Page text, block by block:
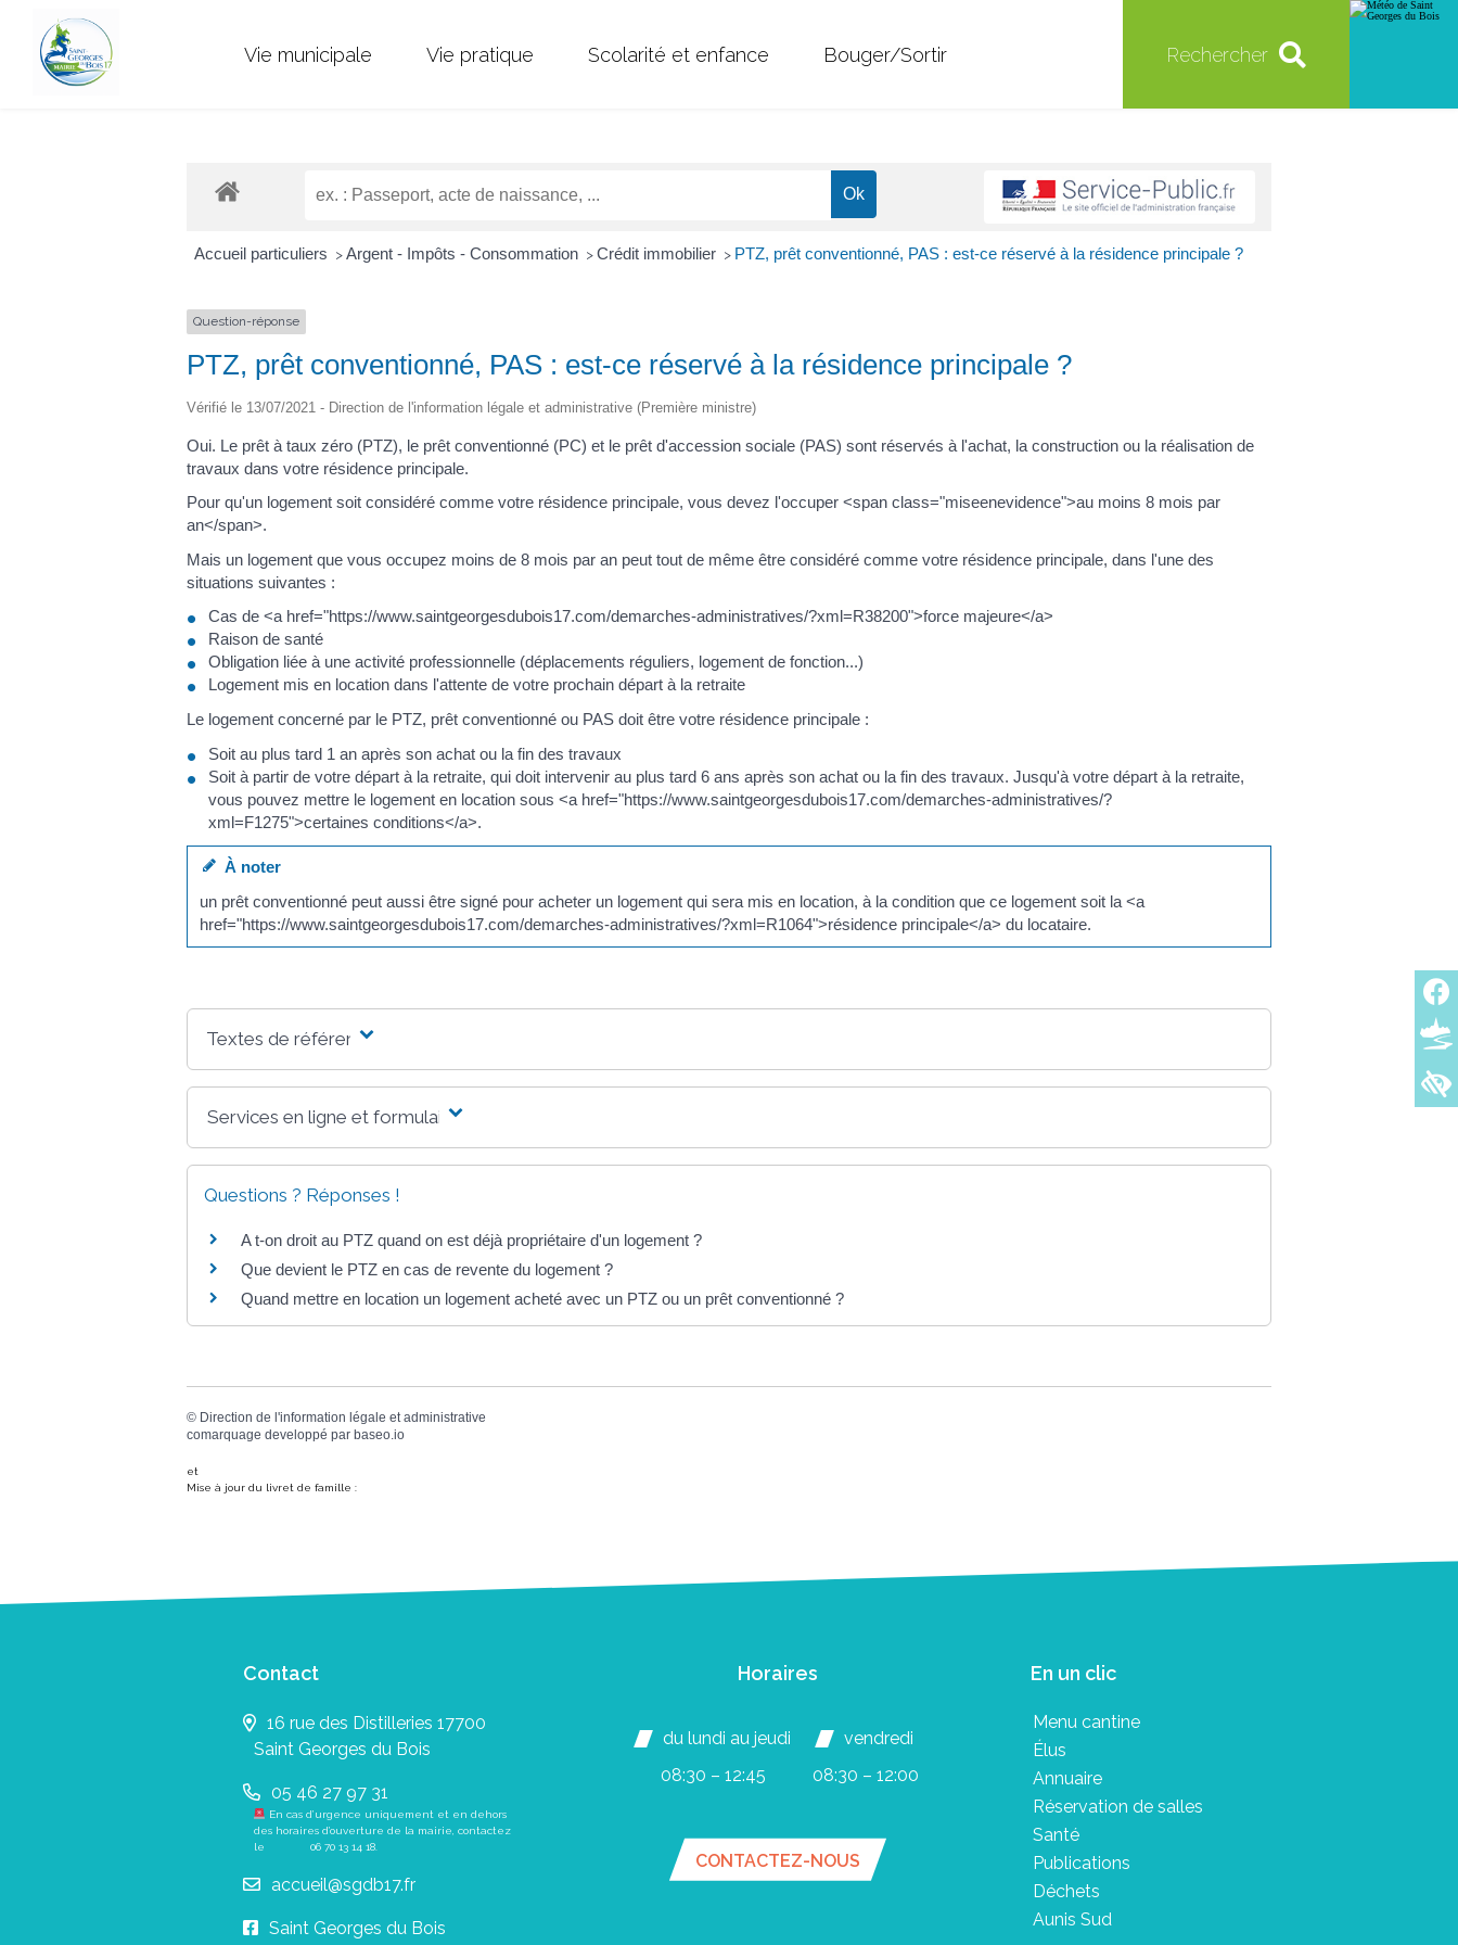
Vie municipale Vie pratique Scolarité et enfance Bouger/Sortir Rechercher
Accueil particuliers > Argent - Impôts - Consommation > Crédit immobilier > PTZ, prêt conventionné, PAS : est-ce réservé à la résidence principale ?
Question-réponse
PTZ, prêt conventionné, PAS : est-ce réservé à la résidence principale ?
Vérifié le 13/07/2021 - Direction de l'information légale et administrative (Première ministre)
Oui. Le prêt à taux zéro (PTZ), le prêt conventionné (PC) et le prêt d'accession sociale (PAS) sont réservés à l'achat, la construction ou la réalisation de
travaux dans votre résidence principale.
Pour qu'un logement soit considéré comme votre résidence principale, vous devez l'occuper <span class="miseenevidence">au moins 8 mois par
an</span>.
Mais un logement que vous occupez moins de 8 mois par an peut tout de même être considéré comme votre résidence principale, dans l'une des
situations suivantes :
Cas de <a href="https://www.saintgeorgesdubois17.com/demarches-administratives/?xml=R38200">force majeure</a>
Raison de santé
Obligation liée à une activité professionnelle (déplacements réguliers, logement de fonction...)
Logement mis en location dans l'attente de votre prochain départ à la retraite
Le logement concerné par le PTZ, prêt conventionné ou PAS doit être votre résidence principale :
Soit au plus tard 1 an après son achat ou la fin des travaux
Soit à partir de votre départ à la retraite, qui doit intervenir au plus tard 6 ans après son achat ou la fin des travaux. Jusqu'à votre départ à la retraite,
vous pouvez mettre le logement en location sous <a href="https://www.saintgeorgesdubois17.com/demarches-administratives/?
xml=F1275">certaines conditions</a>.
À noter
un prêt conventionné peut aussi être signé pour acheter un logement qui sera mis en location, à la condition que ce logement soit la <a
href="https://www.saintgeorgesdubois17.com/demarches-administratives/?xml=R1064">résidence principale</a> du locataire.
Textes de référence
Services en ligne et formulaires
Questions ? Réponses !
A t-on droit au PTZ quand on est déjà propriétaire d'un logement ?
Que devient le PTZ en cas de revente du logement ?
Quand mettre en location un logement acheté avec un PTZ ou un prêt conventionné ?
© Direction de l'information légale et administrative
comarquage developpé par baseo.io
et
Mise à jour du livret de famille :
Contact
16 rue des Distilleries 17700
Saint Georges du Bois
05 46 27 97 31
En cas d’urgence uniquement et en dehors
des horaires d’ouverture de la mairie, contactez
le 06 70 13 14 18.
accueil@sgdb17.fr
Saint Georges du Bois
Horaires
du lundi au jeudi
08:30 – 12:45
vendredi
08:30 – 12:00
CONTACTEZ-NOUS
En un clic
Menu cantine
Élus
Annuaire
Réservation de salles
Santé
Publications
Déchets
Aunis Sud